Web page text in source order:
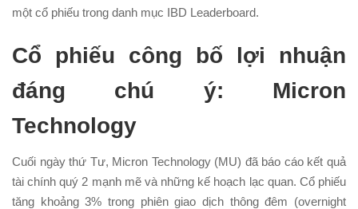
một cổ phiếu trong danh mục IBD Leaderboard.
Cổ phiếu công bố lợi nhuận
đáng chú ý: Micron
Technology
Cuối ngày thứ Tư, Micron Technology (MU) đã báo cáo kết quả
tài chính quý 2 mạnh mẽ và những kế hoạch lạc quan. Cổ phiếu
tăng khoảng 3% trong phiên giao dịch thông đêm (overnight